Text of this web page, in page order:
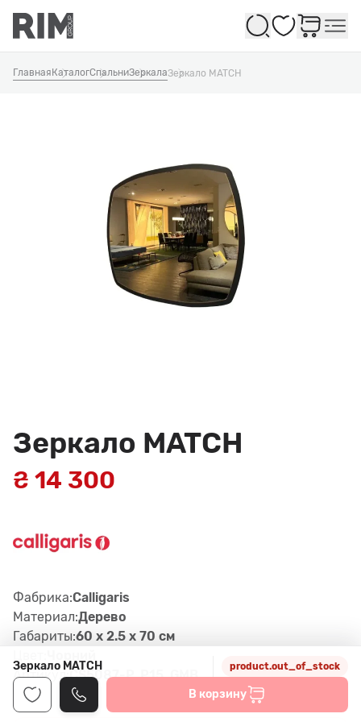
Избранное
Главная КаталогСпальниЗеркалаЗеркало MATCH
Зеркало MATCH
₴ 14 300
Фабрика:Calligaris
Материал:Дерево
Габариты:60 x 2.5 x 70 см
Артикул:CS5087-P, P15, GMB
Зеркало MATCH product.out_of_stock
В корзину